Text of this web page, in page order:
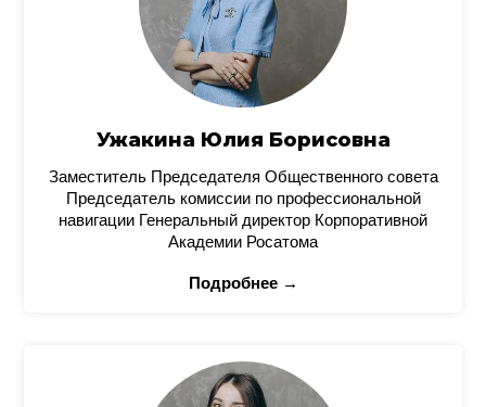
Ужакина Юлия Борисовна
Заместитель Председателя Общественного совета
Председатель комиссии по профессиональной
навигации Генеральный директор Корпоративной
Академии Росатома
Подробнее →